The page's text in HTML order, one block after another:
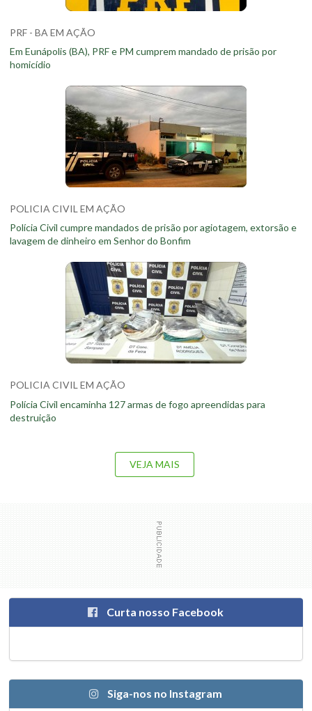
PRF - BA EM AÇÃO
Em Eunápolis (BA), PRF e PM cumprem mandado de prisão por
homicídio
POLICIA CIVIL EM AÇÃO
Polícia Civil cumpre mandados de prisão por agiotagem, extorsão e
lavagem de dinheiro em Senhor do Bonfim
POLICIA CIVIL EM AÇÃO
Polícia Civil encaminha 127 armas de fogo apreendidas para
destruição
VEJA MAIS
Curta nosso Facebook
Siga-nos no Instagram